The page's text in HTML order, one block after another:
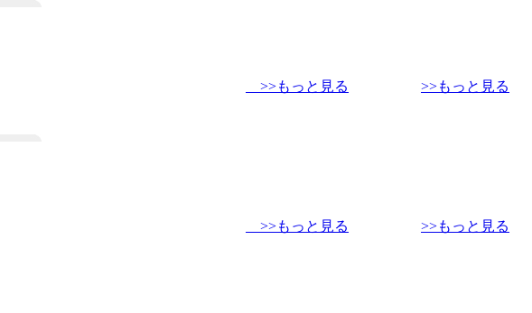
>>もっと見る
>>もっと見る
>>もっと見る
>>もっと見る